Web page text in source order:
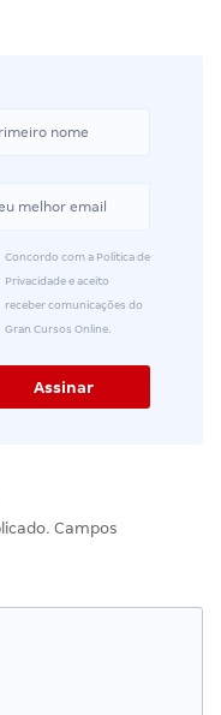
Concordo com a Política de
Privacidade e aceito
receber comunicações do
Gran Cursos Online.
Campos